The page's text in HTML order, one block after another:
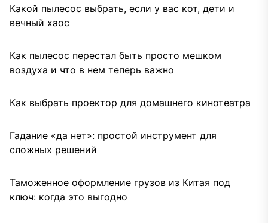
Какой пылесос выбрать, если у вас кот, дети и
вечный хаос
Как пылесос перестал быть просто мешком
воздуха и что в нем теперь важно
Как выбрать проектор для домашнего кинотеатра
Гадание «да нет»: простой инструмент для
сложных решений
Таможенное оформление грузов из Китая под
ключ: когда это выгодно